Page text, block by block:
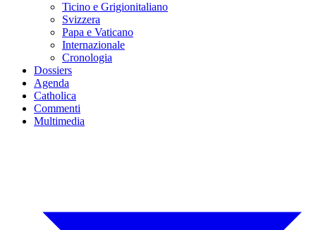
Ticino e Grigionitaliano
Svizzera
Papa e Vaticano
Internazionale
Cronologia
Dossiers
Agenda
Catholica
Commenti
Multimedia